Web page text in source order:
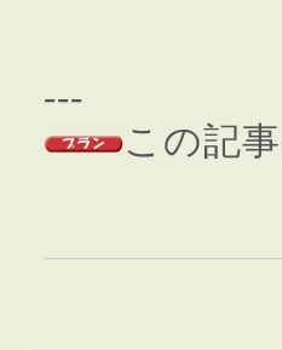
---
この記